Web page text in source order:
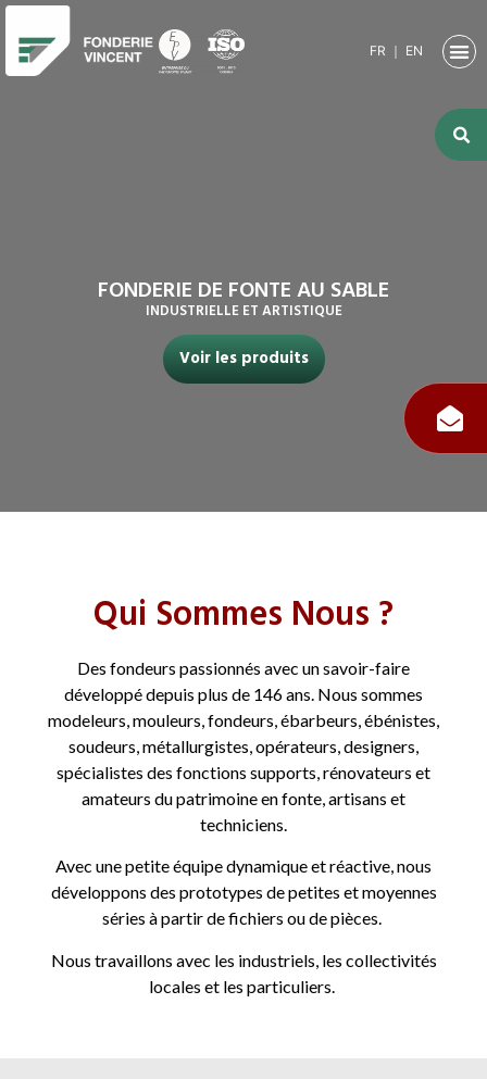
FR ｜ EN
FONDERIE DE FONTE AU SABLE
INDUSTRIELLE ET ARTISTIQUE
Voir les produits
La société
Qui Sommes Nous ?
Des fondeurs passionnés avec un savoir-faire
développé depuis plus de 146 ans. Nous sommes
modeleurs, mouleurs, fondeurs, ébarbeurs, ébénistes,
soudeurs, métallurgistes, opérateurs, designers,
spécialistes des fonctions supports, rénovateurs et
amateurs du patrimoine en fonte, artisans et
techniciens.
Avec une petite équipe dynamique et réactive, nous
développons des prototypes de petites et moyennes
séries à partir de fichiers ou de pièces.
Nous travaillons avec les industriels, les collectivités
locales et les particuliers.